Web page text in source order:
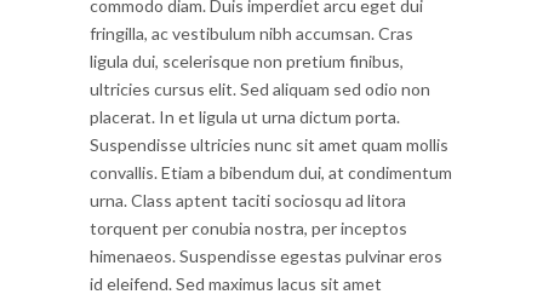
commodo diam. Duis imperdiet arcu eget dui
fringilla, ac vestibulum nibh accumsan. Cras
ligula dui, scelerisque non pretium finibus,
ultricies cursus elit. Sed aliquam sed odio non
placerat. In et ligula ut urna dictum porta.
Suspendisse ultricies nunc sit amet quam mollis
convallis. Etiam a bibendum dui, at condimentum
urna. Class aptent taciti sociosqu ad litora
torquent per conubia nostra, per inceptos
himenaeos. Suspendisse egestas pulvinar eros
id eleifend. Sed maximus lacus sit amet